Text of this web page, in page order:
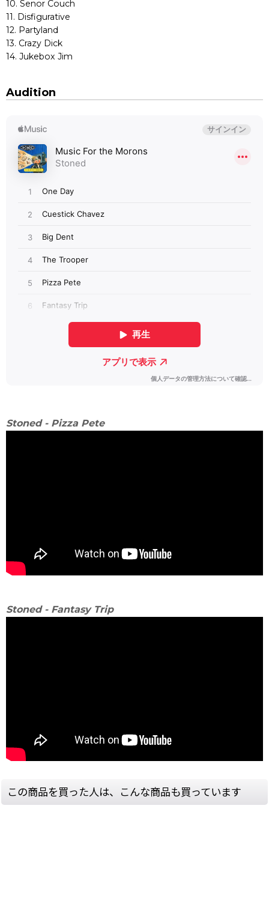
10. Senor Couch
11. Disfigurative
12. Partyland
13. Crazy Dick
14. Jukebox Jim
Audition
Stoned - Pizza Pete
Stoned - Fantasy Trip
この商品を買った人は、こんな商品も買っています